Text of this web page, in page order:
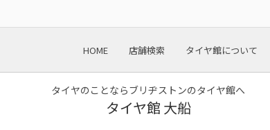
HOME 店舗検索 タイヤ館について
タイヤのことならブリヂストンのタイヤ館へ
タイヤ館 大船